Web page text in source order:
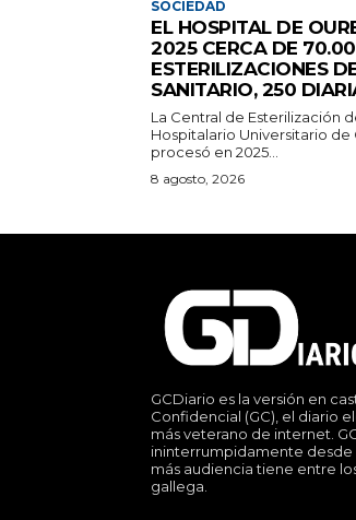
SOCIEDAD
EL HOSPITAL DE
2025 CERCA DE
ESTERILIZACIONES
SANITARIO, 250
La Central de Esterilización
Hospitalario Universitario de
procesó en 2025...
8 agosto, 2026
GCDiario es la versión en
Confidencial (GC), el diario
más veterano de internet.
ininterrumpidamente desde
más audiencia tiene entre
gallega.